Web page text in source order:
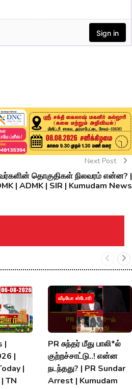
Next Post
தொகுதிகள் நிலவரம் என்ன? |
| ADMK | SIR | Kumudam News
|
|
|
TN
வீடியோ ஸ்டோரி
PR சுந்தர் மீது பாலி*ல்
குற்றச்சாட்டு..! என்ன
நடந்தது? | PR Sundar
Arrest | Kumudam